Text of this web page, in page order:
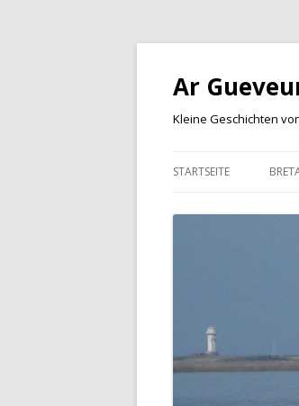
Ar
Kleine Geschichten
STARTSEITE